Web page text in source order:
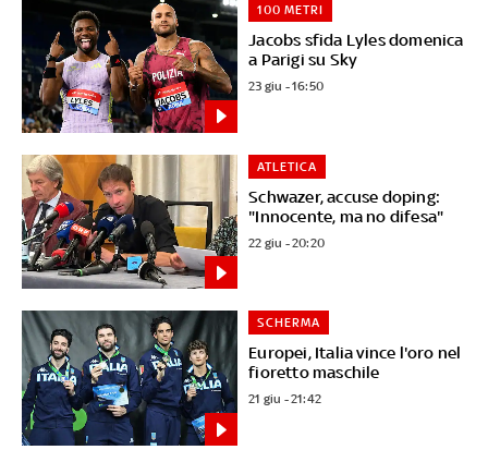
Jacobs sfida Lyles domenica
a Parigi su Sky
100 METRI
23 giu - 16:50
Schwazer, accuse doping:
"Innocente, ma no difesa"
ATLETICA
22 giu - 20:20
Europei, Italia vince l'oro nel
fioretto maschile
SCHERMA
21 giu - 21:42